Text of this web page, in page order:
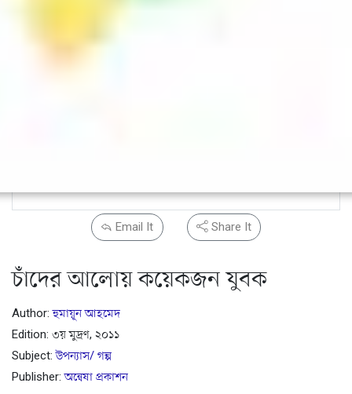
Email It Share It
চাঁদের আলোয় কয়েকজন যুবক
Author:হুমায়ূন আহমেদ
Edition: ৩য় মুদ্রণ, ২০১১
Subject:উপন্যাস/ গল্প
Publisher:অন্বেষা প্রকাশন